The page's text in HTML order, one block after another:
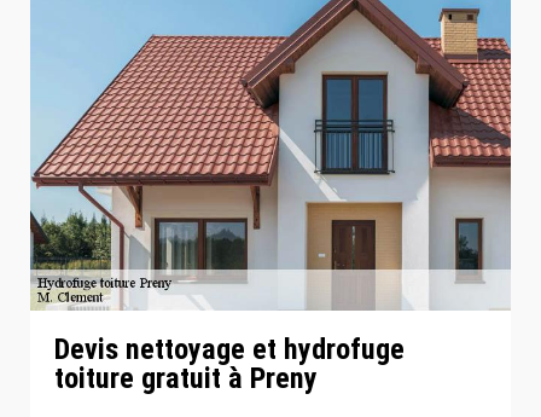
Devis nettoyage et hydrofuge
toiture gratuit à Preny